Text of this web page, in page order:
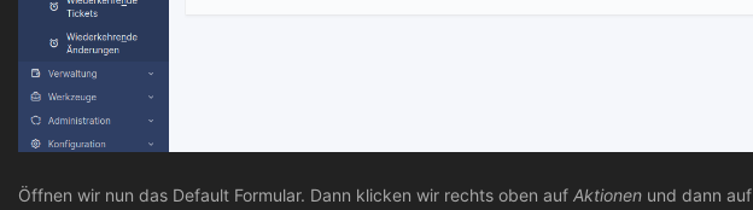
Öffnen wir nun das Default Formular. Dann klicken wir rechts oben aufAktionen und dann auf